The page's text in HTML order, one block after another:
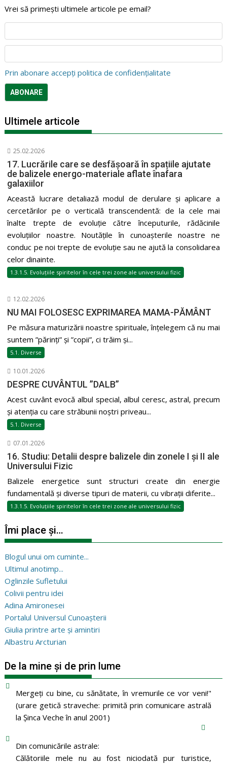
Vrei să primești ultimele articole pe email?
Prin abonare accepți politica de confidențialitate
Ultimele articole
25.02.2026
17. Lucrările care se desfășoară în spațiile ajutate
de balizele energo-materiale aflate înafara
galaxiilor
Această lucrare detaliază modul de derulare și aplicare a
cercetărilor pe o verticală transcendentă: de la cele mai
înalte trepte de evoluție către începuturile, rădăcinile
evoluțiilor noastre. Noutățile în cunoașterile noastre ne
conduc pe noi trepte de evoluție sau ne ajută la consolidarea
celor dinainte.
1.3.1.5. Evoluțiile spiritelor în cele trei zone ale universului fizic
12.02.2026
NU MAI FOLOSESC EXPRIMAREA MAMA-PĂMÂNT
Pe măsura maturizării noastre spirituale, înțelegem că nu mai
suntem ”părinți” și ”copii”, ci trăim și...
5.1. Diverse
10.01.2026
DESPRE CUVÂNTUL ”DALB”
Acest cuvânt evocă albul special, albul ceresc, astral, precum
și atenția cu care străbunii noștri priveau...
5.1. Diverse
07.01.2026
16. Studiu: Detalii despre balizele din zonele I și II ale
Universului Fizic
Balizele energetice sunt structuri create din energie
fundamentală și diverse tipuri de materii, cu vibrații diferite...
1.3.1.5. Evoluțiile spiritelor în cele trei zone ale universului fizic
Îmi place și…
Blogul unui om cuminte...
Ultimul anotimp...
Oglinzile Sufletului
Colivii pentru idei
Adina Amironesei
Portalul Universul Cunoașterii
Giulia printre arte și amintiri
Albastru Arcturian
De la mine și de prin lume
Mergeţi cu bine, cu sănătate, în vremurile ce vor veni!"
(urare getică straveche: primită prin comunicare astrală
la Şinca Veche în anul 2001)
Din comunicările astrale:
Călătoriile mele nu au fost niciodată pur turistice,